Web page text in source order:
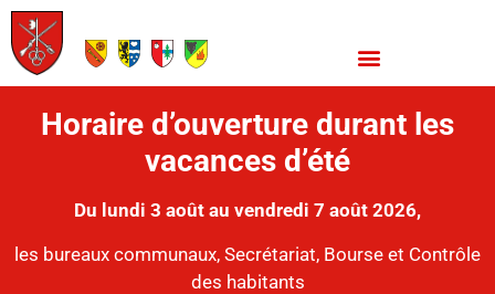
Horaire d’ouverture durant les
vacances d’été
Du lundi 3 août au vendredi 7 août 2026,
les bureaux communaux, Secrétariat, Bourse et Contrôle
des habitants